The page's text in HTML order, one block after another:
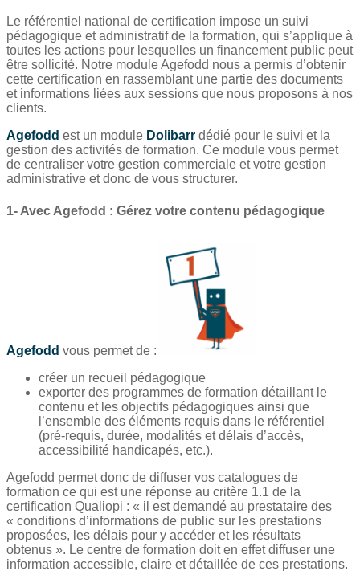
Le référentiel national de certification impose un suivi
pédagogique et administratif de la formation, qui s’applique à
toutes les actions pour lesquelles un financement public peut
être sollicité. Notre module Agefodd nous a permis d’obtenir
cette certification en rassemblant une partie des documents
et informations liées aux sessions que nous proposons à nos
clients.
Agefodd est un module Dolibarr dédié pour le suivi et la
gestion des activités de formation. Ce module vous permet
de centraliser votre gestion commerciale et votre gestion
administrative et donc de vous structurer.
1- Avec Agefodd : Gérez votre contenu pédagogique
Agefodd vous permet de :
créer un recueil pédagogique
exporter des programmes de formation détaillant le
contenu et les objectifs pédagogiques ainsi que
l’ensemble des éléments requis dans le référentiel
(pré-requis, durée, modalités et délais d’accès,
accessibilité handicapés, etc.).
Agefodd permet donc de diffuser vos catalogues de
formation ce qui est une réponse au critère 1.1 de la
certification Qualiopi : « il est demandé au prestataire des
« conditions d’informations de public sur les prestations
proposées, les délais pour y accéder et les résultats
obtenus ». Le centre de formation doit en effet diffuser une
information accessible, claire et détaillée de ces prestations.